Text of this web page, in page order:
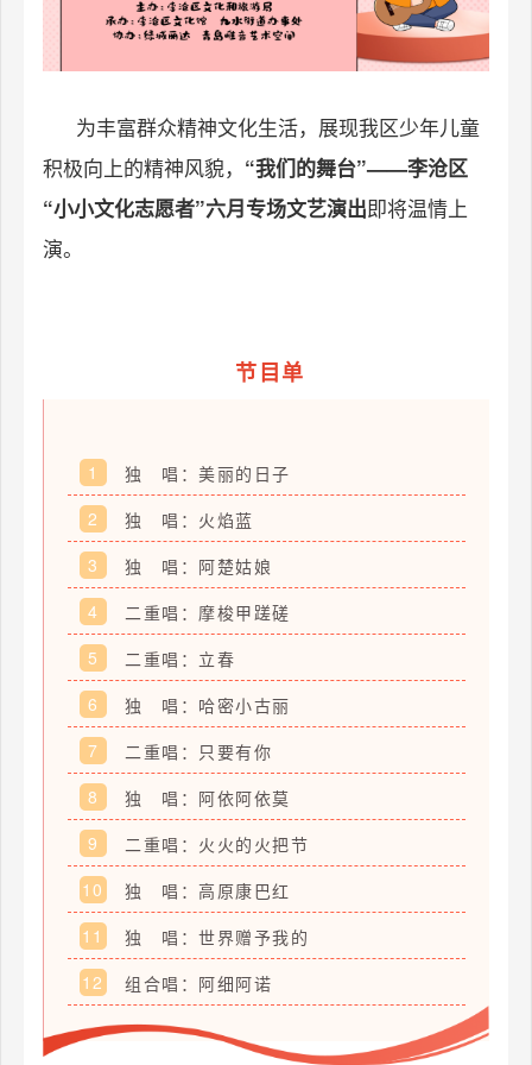
为丰富群众精神文化生活，展现我区少年儿童
积极向上的精神风貌， “我们的舞台”——李沧区
“小小文化志愿者”六月专场文艺演出即将温情上
演。
节目单
1
独 唱：美丽的日子
2
独 唱：火焰蓝
3
独 唱：阿楚姑娘
4
二重唱：摩梭甲蹉磋
5
二重唱：立春
6
独 唱：哈密小古丽
7
二重唱：只要有你
8
独 唱：阿依阿依莫
9
二重唱：火火的火把节
10
独 唱：高原康巴红
11
独 唱：世界赠予我的
12
组合唱：阿细阿诺